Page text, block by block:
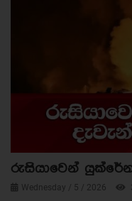
රුසියාවෙන්
Wednesday / 5 / 2026